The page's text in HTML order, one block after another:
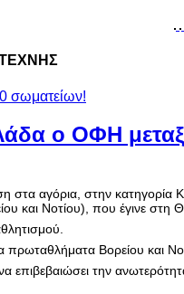
ο ΟΦΗ
στα αγόρια, στην
και Νοτίου), που έγινε στη
πρωταθλήματα Βορείου και
επιβεβαιώσει την